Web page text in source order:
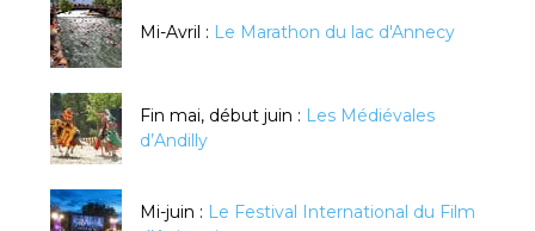
Mi-Avril : Le Marathon du lac d'Annecy
Fin mai, début juin : Les Médiévales
d’Andilly
Mi-juin : Le Festival International du Film